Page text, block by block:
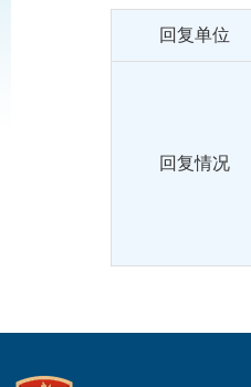
回复单位
回复情况